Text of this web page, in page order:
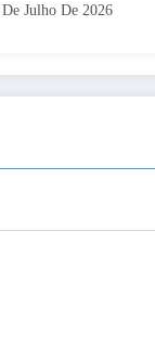
Julho De 2026